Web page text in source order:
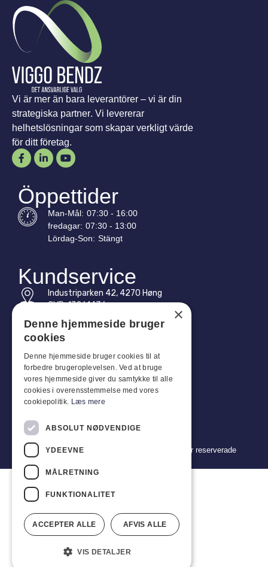
Vi är mer än bara leverantörer – vi är din
strategiska partner. Vi levererar
helhetslösningar som skapar verkligt värde
för ditt företag.
Öppettider
Man-Mål: 07:30 - 16:00
fredagar: 07:30 - 13:00
Lördag-Son: Stängt
Kundservice
Industriparken 42, 4270 Høng
CVR: 17261436
Tel: +45 4396 4122
Snabblänkar
Integritetspolicy
Försäljnings- och leveransvillkor
Copyright 2024 © Viggo Bendz. Alla rättigheter reserverade
×
Denne hjemmeside bruger
cookies
Denne hjemmeside bruger cookies til at
forbedre brugeroplevelsen. Ved at bruge
vores hjemmeside giver du samtykke til alle
cookies i overensstemmelse med vores
cookiepolitik. Læs mere
ABSOLUT NØDVENDIGE
YDEEVNE
MÅLRETNING
FUNKTIONALITET
ACCEPTER ALLE AFVIS ALLE
VIS DETALJER